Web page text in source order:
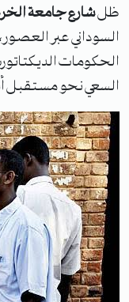
ظلشارع جامعة
السوداني عبر
الحكومات
السعي نحو مستقبل